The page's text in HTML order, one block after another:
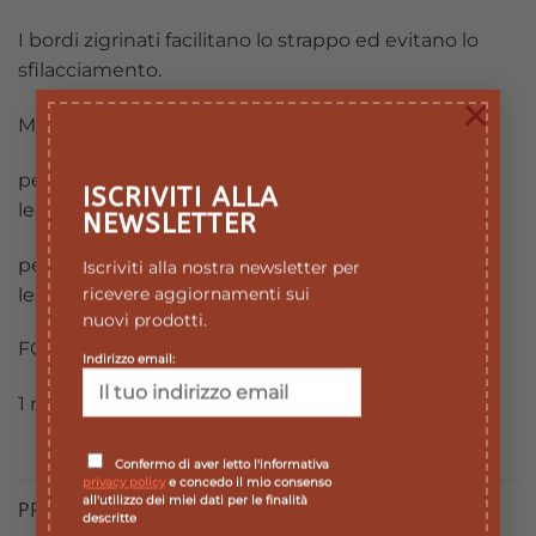
ISCRIVITI ALLA
NEWSLETTER
Iscriviti alla nostra newsletter per
ricevere aggiornamenti sui
nuovi prodotti.
Indirizzo email:
Confermo di aver letto l'informativa
privacy policye concedo il mio consenso
all'utilizzo dei miei dati per le finalità
descritte
×
I bordi zigrinati facilitano lo strappo ed evitano lo
sfilacciamento.
MODALITA’ DI APPLICAZIONE
per bendaggi funzionali di lesioni a muscoli,
legamenti e articolazioni.
per proteggere le articolazioni già danneggiate da
lesioni.
FORMATO
1 rotolo 5 cm x 10 mt
PRODOTTI CORRELATI